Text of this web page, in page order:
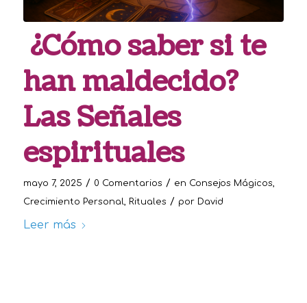
¿Cómo saber si te
han maldecido?
Las Señales
espirituales
mayo 7, 2025 / 0 Comentarios / en Consejos Mágicos
Crecimiento Personal
Rituales / por David
Leer más